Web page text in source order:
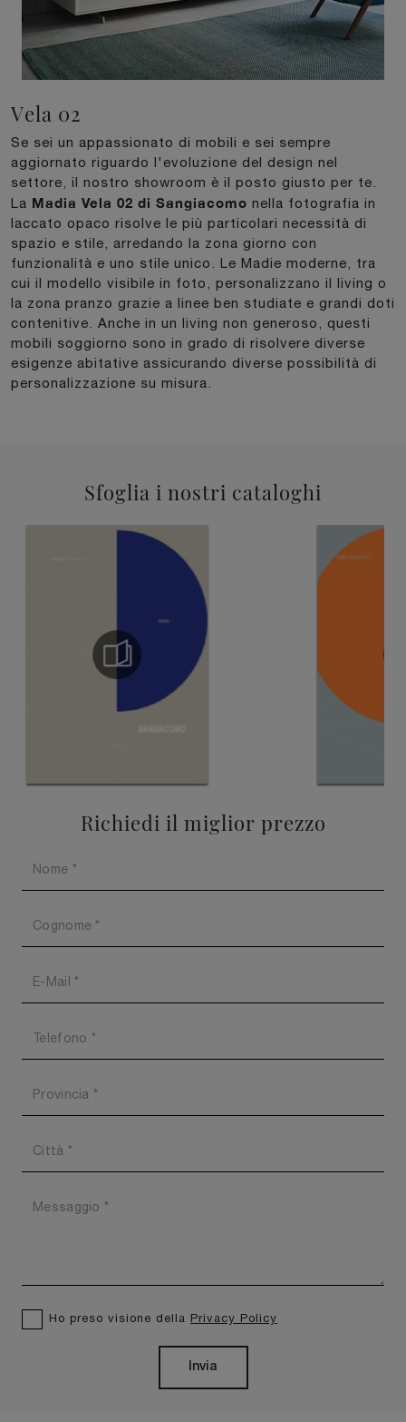
Vela 02
Se sei un appassionato di mobili e sei sempre
aggiornato riguardo l'evoluzione del design nel
settore, il nostro showroom è il posto giusto per te.
La Madia Vela 02 di Sangiacomo nella fotografia in
laccato opaco risolve le più particolari necessità di
spazio e stile, arredando la zona giorno con
funzionalità e uno stile unico. Le Madie moderne, tra
cui il modello visibile in foto, personalizzano il living o
la zona pranzo grazie a linee ben studiate e grandi doti
contenitive. Anche in un living non generoso, questi
mobili soggiorno sono in grado di risolvere diverse
esigenze abitative assicurando diverse possibilità di
personalizzazione su misura.
Sfoglia i nostri cataloghi
Richiedi il miglior prezzo
Ho preso visione della Privacy Policy
Invia